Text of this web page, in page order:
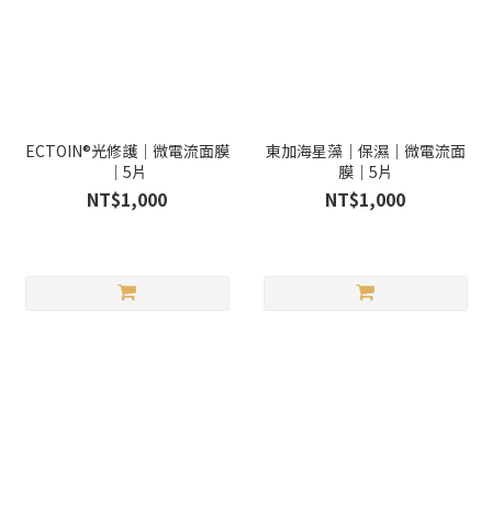
ECTOIN®光修護｜微電流面膜
｜5片
NT$1,000
東加海星藻｜保濕｜微電流面
膜｜5片
NT$1,000